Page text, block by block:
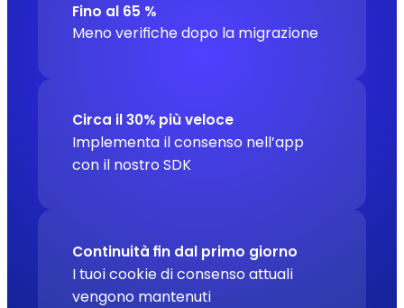
Fino al 65 %
Meno verifiche dopo la migrazione
Circa il 30% più veloce
Implementa il consenso nell’app
con il nostro SDK
Continuità fin dal primo giorno
I tuoi cookie di consenso attuali
vengono mantenuti